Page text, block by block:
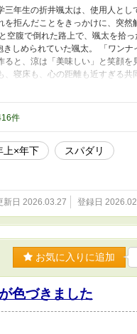
年生の折井颯太は、使用人とし
を拒んだことをきっかけに、突然
空腹で倒れた路上で、颯太を拾っ
しめられていた颯太。 「ワンナ
と、涼は「美味しい」と笑顔を
寝床も、心の距離も近すぎる共
スパダリ社長の視線が、毎日やた
件
上×年下
スパダリ
新日 2026.03.27 登録日
お気に入りに追加
色づきました